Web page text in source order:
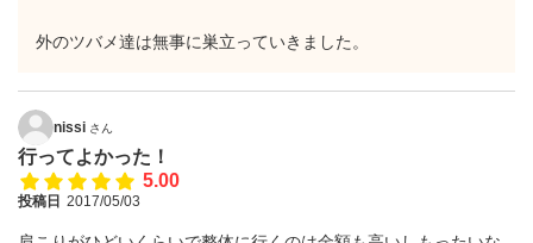
外のツバメ達は無事に巣立っていきました。
nissi さん
行ってよかった！
5.00
投稿日 2017/05/03